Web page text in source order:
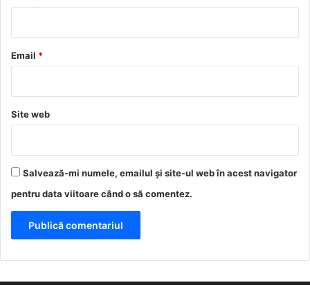
*
Email *
Site web
Salvează-mi numele, emailul și site-ul web în acest navigator
pentru data viitoare când o să comentez.